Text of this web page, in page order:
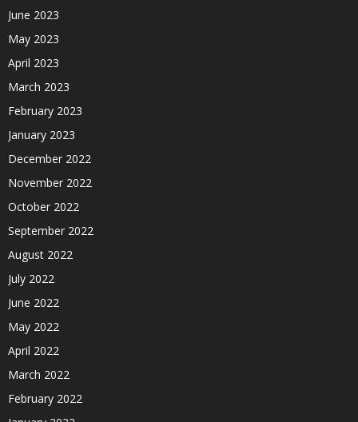
June 2023
May 2023
April 2023
March 2023
February 2023
January 2023
December 2022
November 2022
October 2022
September 2022
August 2022
July 2022
June 2022
May 2022
April 2022
March 2022
February 2022